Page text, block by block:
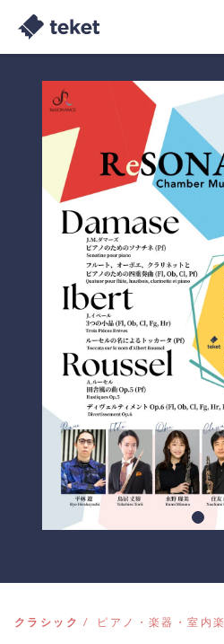
クラシック ピアノ・楽器・室内楽